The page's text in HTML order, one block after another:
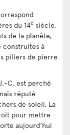
du 14e siècle.
de la planète,
construites à
piliers de pierre
C. est perché
réputé
de soleil. La
pour mettre
aujourd’hui